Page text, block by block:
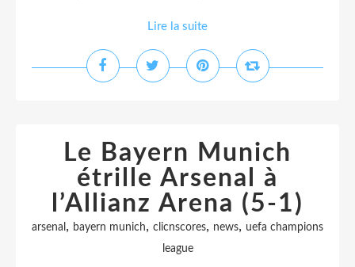
Lire la suite
Le Bayern Munich
étrille Arsenal à
l’Allianz Arena (5-1)
arsenal , bayern munich, clicnscores, news, uefa champions
league